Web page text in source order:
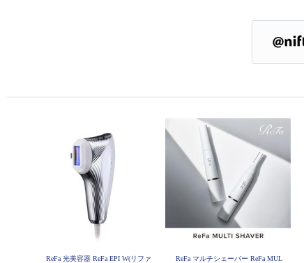
ReFa 光美容器 ReFa EPI W(リファ
ReFa マルチシェーバー ReFa MUL